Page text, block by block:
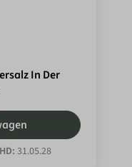
In Der
31.05.28